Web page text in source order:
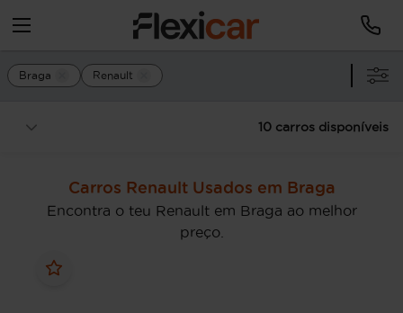
Braga Renault
10 carros disponíveis
Carros Renault Usados em Braga
Encontra o teu Renault em Braga ao melhor
preço.